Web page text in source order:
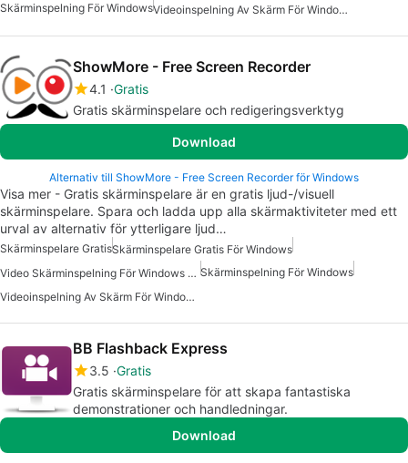
Skärminspelning För Windows Videoinspelning Av Skärm För Windows Gratis
ShowMore - Free Screen Recorder
4.1 Gratis
Gratis skärminspelare och redigeringsverktyg
Download
Alternativ till ShowMore - Free Screen Recorder för Windows
Visa mer - Gratis skärminspelare är en gratis ljud-/visuell
skärminspelare. Spara och ladda upp alla skärmaktiviteter med ett
urval av alternativ för ytterligare ljud…
Skärminspelare GratisSkärminspelare Gratis För Windows
Video Skärminspelning För Windows Gratis Skärminspelning För Windows
Videoinspelning Av Skärm För Windows Gratis
BB Flashback Express
3.5 Gratis
Gratis skärminspelare för att skapa fantastiska
demonstrationer och handledningar.
Download